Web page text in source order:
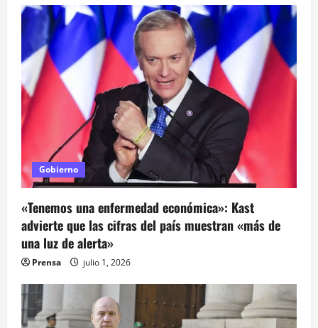
ó
n
d
e
e
n
t
r
a
d
Gobierno
«Tenemos una enfermedad económica»: Kast
advierte que las cifras del país muestran «más de
una luz de alerta»
Prensa julio 1, 2026